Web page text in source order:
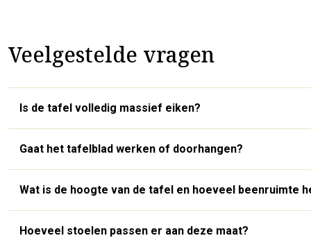
Veelgestelde vragen
Is de tafel volledig massief eiken?
Gaat het tafelblad werken of doorhangen?
Wat is de hoogte van de tafel en hoeveel beenruimte
Hoeveel stoelen passen er aan deze maat?